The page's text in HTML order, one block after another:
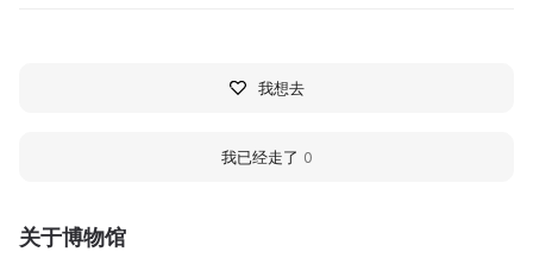
关于博物馆
我想去
我已经走了 0